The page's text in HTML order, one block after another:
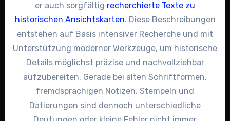
er auch sorgfältig recherchierte Texte zu
historischen Ansichtskarten. Diese Beschreibungen
entstehen auf Basis intensiver Recherche und mit
Unterstützung moderner Werkzeuge, um historische
Details möglichst präzise und nachvollziehbar
aufzubereiten. Gerade bei alten Schriftformen,
fremdsprachigen Notizen, Stempeln und
Datierungen sind dennoch unterschiedliche